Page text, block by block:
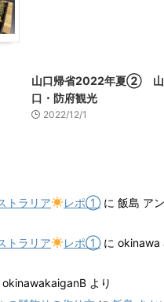
山口帰省2022年夏② 山
口・防府観光
2022/12/1
トラリア レポ①に 飯島 アン
トラリア
レポ①に okinawa
okinawakaiganB より